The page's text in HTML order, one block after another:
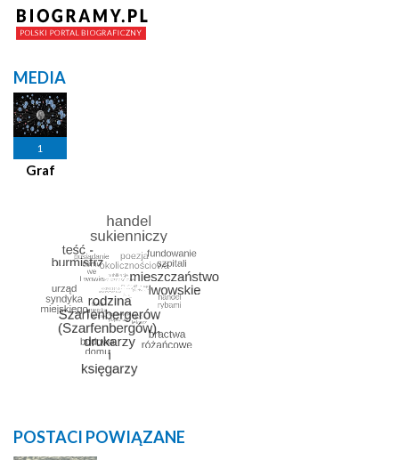
MEDIA
1
Graf
POSTACI POWIĄZANE